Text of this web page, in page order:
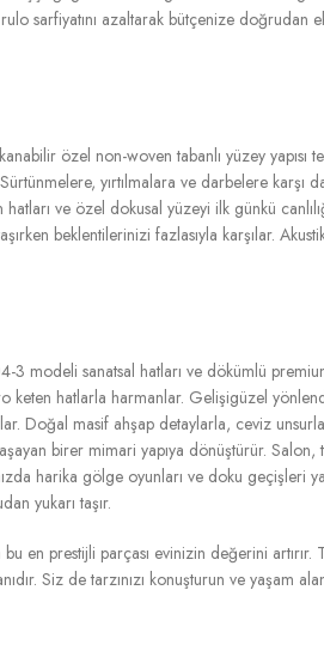
sarfiyatını azaltarak bütçenize doğrudan
özel non-woven tabanlı yüzey yapısı
yırtılmalara ve darbelere karşı
ve özel dokusal yüzeyi ilk günkü
beklentilerinizi fazlasıyla karşılar. Akustik
3 modeli sanatsal hatları ve dökümlü
keten hatlarla harmanlar. Gelişigüzel
Doğal masif ahşap detaylarla, ceviz
birer mimari yapıya dönüştürür. Salon,
harika gölge oyunları ve doku geçişleri
yukarı taşır.
en prestijli parçası evinizin değerini artırır.
Siz de tarzınızı konuşturun ve yaşam